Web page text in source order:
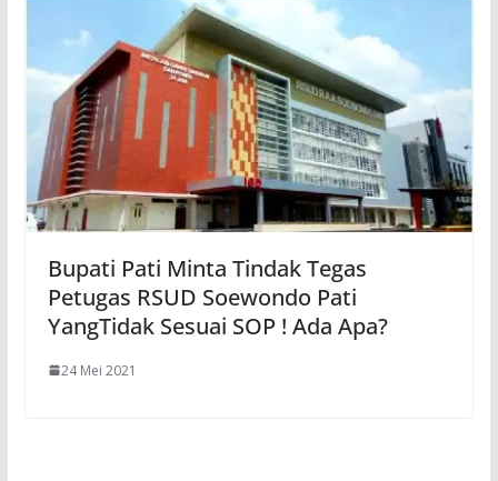
Bupati Pati Minta Tindak Tegas
Petugas RSUD Soewondo Pati
YangTidak Sesuai SOP ! Ada Apa?
24 Mei 2021